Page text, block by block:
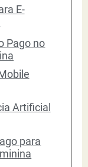
E-
Pago no
Artificial
para